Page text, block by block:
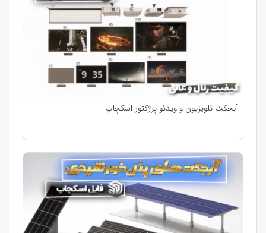
آبجکت تلویزیون و ویدئو پرژکتور اسکچاپ